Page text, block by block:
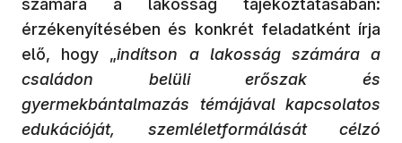
számára a lakosság tájékoztatásában:
érzékenyítésében és konkrét feladatként írja
elő, hogy „indítson a lakosság számára a
családon belüli erőszak és
gyermekbántalmazás témájával kapcsolatos
edukációját, szemléletformálását célzó